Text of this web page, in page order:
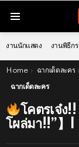
งานนักแสดง งานพิธีกร
You are here:
Home ฉากเด็ดละคร
ฉากเด็ดละคร
โคตรเจ๋ง
โผล่มา!!”